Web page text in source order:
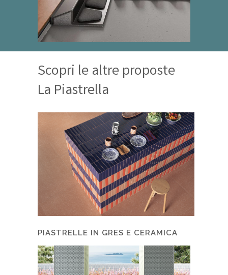
Scopri le altre proposte
La Piastrella
PIASTRELLE IN GRES E CERAMICA